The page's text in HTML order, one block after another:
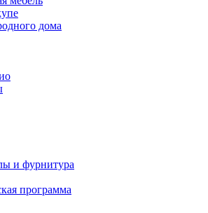
дома
и фурнитура
программа